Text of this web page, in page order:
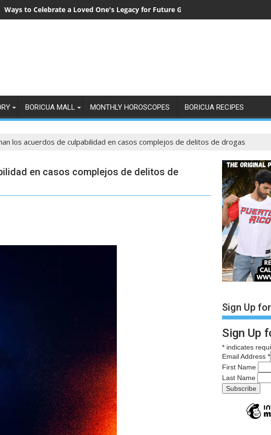
Ways to Celebrate a Loved One's Legacy for Future Generations
BORICUA MALL MONTHLY HOROSCOPES BORICUA RECIPES
los acuerdos de culpabilidad en casos complejos de delitos de drogas
en casos complejos de delitos de
Sign Up
Sign Up
* indicates
Email Address *
First Name
Last Name